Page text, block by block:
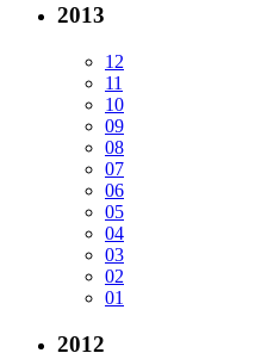
2013
12
11
10
09
08
07
06
05
04
03
02
01
2012